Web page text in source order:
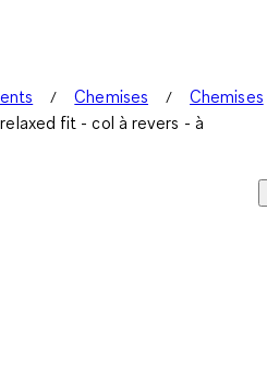
Chemises
Chemises
fit - col à revers - à